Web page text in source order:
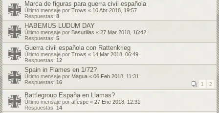
Marca de figuras para guerra civil española
Último mensaje por Trows « 10 Abr 2018, 19:57
Respuestas: 8
HABEMUS LUDUM DAY
Último mensaje por Basurillas « 27 Mar 2018, 16:42
Respuestas: 5
Guerra civil española con Rattenkrieg
Último mensaje por Trows « 14 Mar 2018, 06:49
Respuestas: 12
Spain in Flames en 1/72?
Último mensaje por Magua « 06 Feb 2018, 11:31
Respuestas: 16 1 2
Battlegroup España en Llamas?
Último mensaje por alfespe « 27 Ene 2018, 12:31
Respuestas: 14